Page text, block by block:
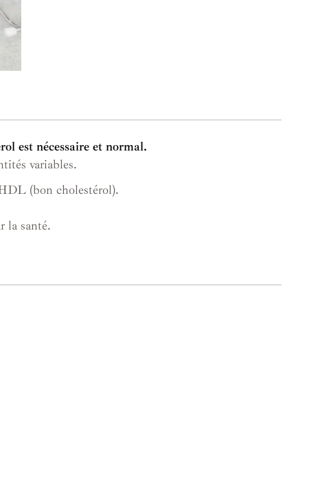
est nécessaire et normal.
variables.
(bon cholestérol).
la santé.